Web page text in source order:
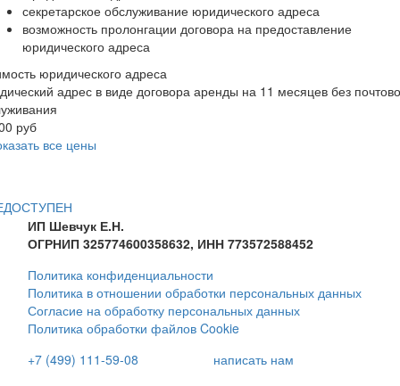
секретарское обслуживание юридического адреса
возможность пролонгации договора на предоставление
юридического адреса
юридического адреса
адрес в виде договора аренды на 11 месяцев без
руб
все цены
ИП Шевчук Е.Н.
ОГРНИП 325774600358632, ИНН 773572588452
Политика конфиденциальности
Политика в отношении обработки персональных данных
Согласие на обработку персональных данных
Политика обработки файлов Cookie
+7 (499) 111-59-08
написать нам